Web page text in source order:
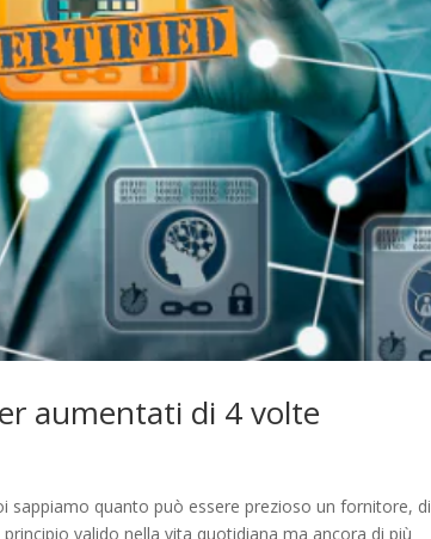
aumentati di 4 volte
sappiamo quanto può essere prezioso un fornitore, di
valido nella vita quotidiana ma ancora di più